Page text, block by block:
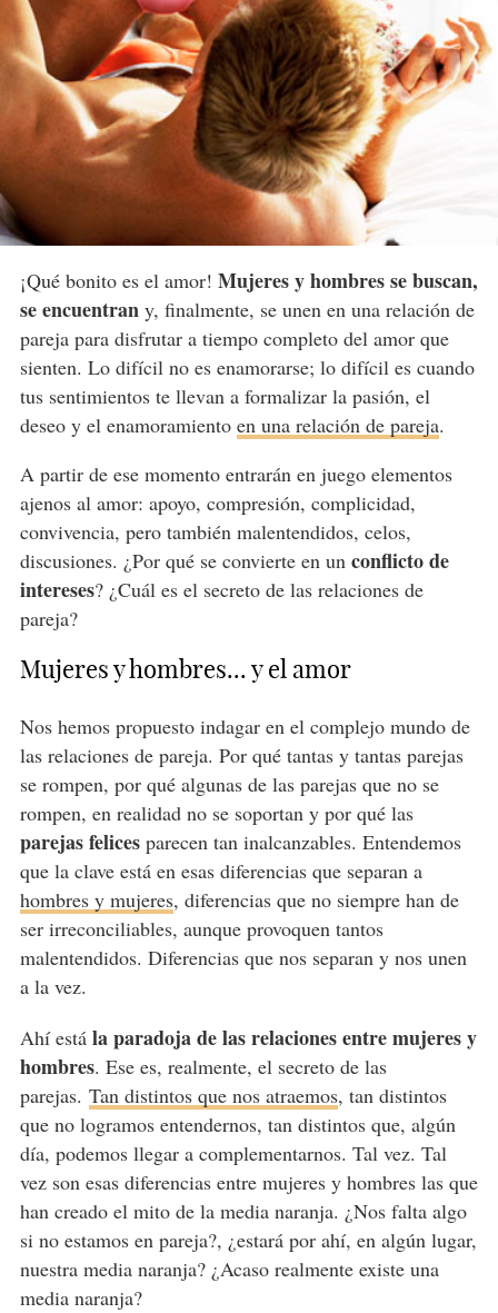
¡Qué bonito es el amor! Mujeres y hombres se buscan,
se encuentrany, finalmente, se unen en una relación de
pareja para disfrutar a tiempo completo del amor que
sienten. Lo difícil no es enamorarse; lo difícil es cuando
tus sentimientos te llevan a formalizar la pasión, el
deseo y el enamoramiento en una relación de pareja.
A partir de ese momento entrarán en juego elementos
ajenos al amor: apoyo, compresión, complicidad,
convivencia, pero también malentendidos, celos,
discusiones. ¿Por qué se convierte en un conflicto de
intereses? ¿Cuál es el secreto de las relaciones de
pareja?
Mujeres y hombres... y el amor
Nos hemos propuesto indagar en el complejo mundo de
las relaciones de pareja. Por qué tantas y tantas parejas
se rompen, por qué algunas de las parejas que no se
rompen, en realidad no se soportan y por qué las
parejas felicesparecen tan inalcanzables. Entendemos
que la clave está en esas diferencias que separan a
hombres y mujeres, diferencias que no siempre han de
ser irreconciliables, aunque provoquen tantos
malentendidos. Diferencias que nos separan y nos unen
a la vez.
Ahí está la paradoja de las relaciones entre mujeres y
hombres. Ese es, realmente, el secreto de las
parejas. Tan distintos que nos atraemos, tan distintos
que no logramos entendernos, tan distintos que, algún
día, podemos llegar a complementarnos. Tal vez. Tal
vez son esas diferencias entre mujeres y hombres las que
han creado el mito de la media naranja. ¿Nos falta algo
si no estamos en pareja?, ¿estará por ahí, en algún lugar,
nuestra media naranja? ¿Acaso realmente existe una
media naranja?